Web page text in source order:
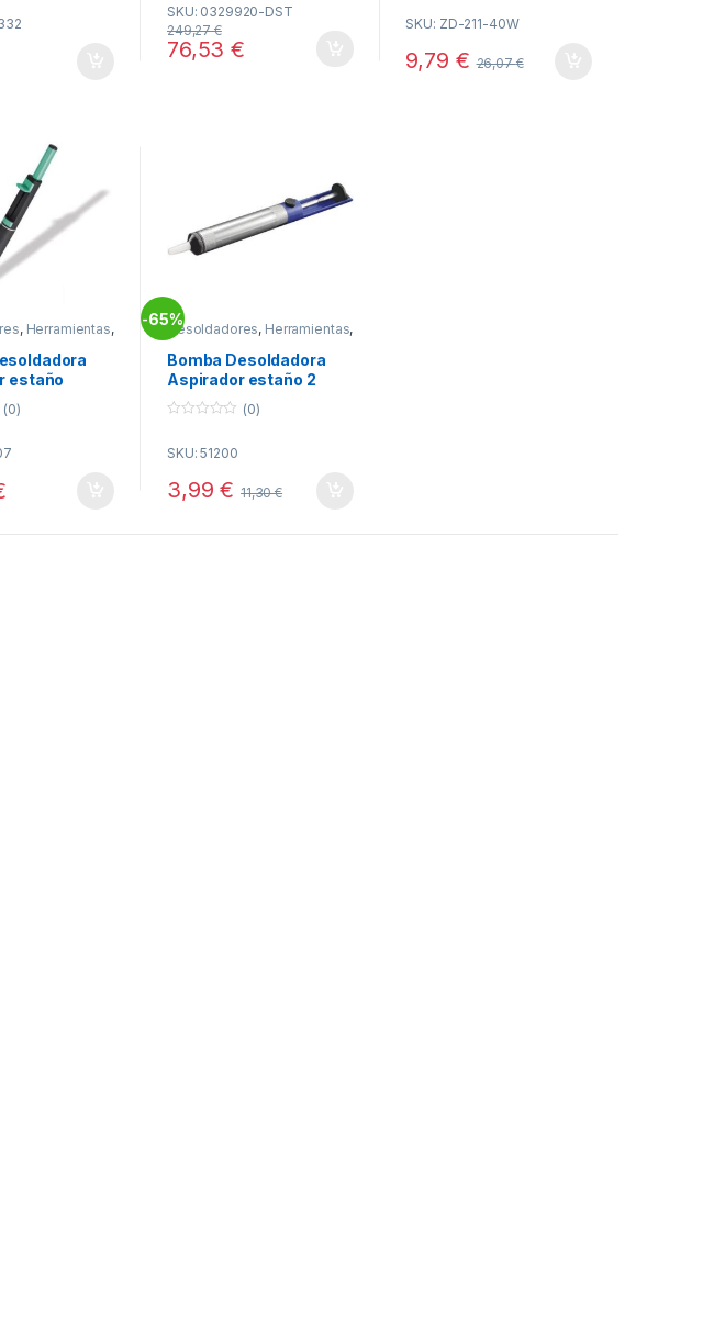
u
t
o
f
SKU: 0329920-DST
76,53€
249,27€
u
o
f
SKU: ZD-211-40W
9,79 € 26,07€
, Herramientas,
estaño
(0)
-65%
Desoldadores, Herramientas,
Soldadura
Bomba Desoldadora
Aspirador estaño 2
Cuerpos ZD-190
u
o
f
(0)
SKU: 51200
3,99€ 11,30€